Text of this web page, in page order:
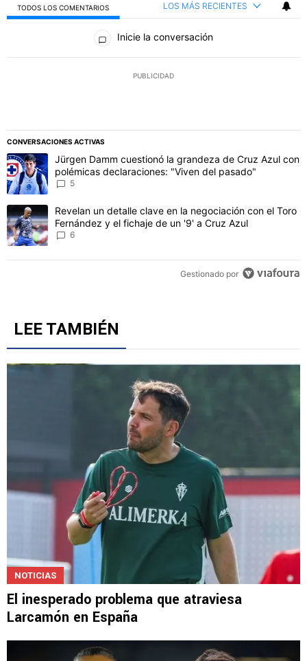
TODOS LOS COMENTARIOS LOS MÁS RECIENTES
Todos los comentarios
Inicie la conversación
PUBLICIDAD
CONVERSACIONES ACTIVAS
Este listado muestra los artículos con más comentarios en los
Un artículo de tendencia con el título "Jürgen Damm cuestionó la
Jürgen Damm cuestionó la grandeza de Cruz Azul con
polémicas declaraciones: "Viven del pasado"
5
Un artículo de tendencia con el título "Revelan un detalle clave
Revelan un detalle clave en la negociación con el Toro
Fernández y el fichaje de un '9' a Cruz Azul
6
Gestionado por
LEE TAMBIÉN
NOTICIAS
El inesperado problema que atraviesa
Larcamón en España